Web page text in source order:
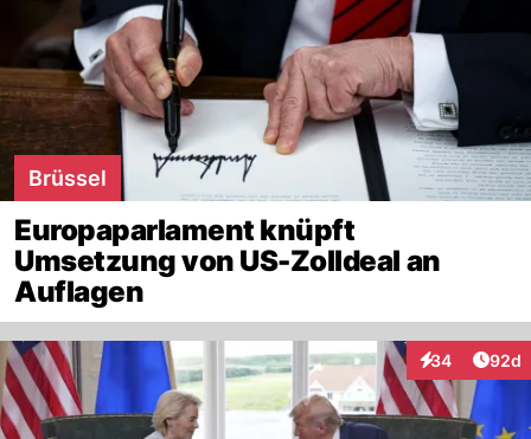
Brüssel
Europaparlament knüpft
Umsetzung von US-Zolldeal an
Auflagen
34
Interaktionen
92d